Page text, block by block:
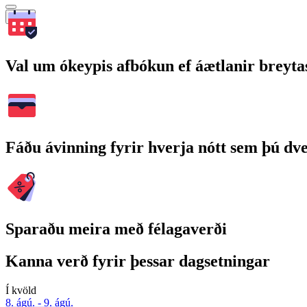
Leita
Val um ókeypis afbókun ef áætlanir
Fáðu ávinning fyrir hverja nótt sem þú
Sparaðu meira með félagaverði
Kanna verð fyrir þessar dagsetningar
Í kvöld
8. ágú. - 9. ágú.